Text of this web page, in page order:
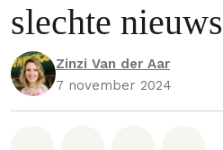
slechte nieuws
Zinzi Van der Aar
7 november 2024